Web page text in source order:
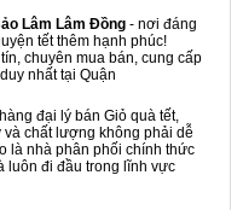
Lâm Lâm Đồng - nơi đáng
tết thêm hạnh phúc!
chuyên mua bán, cung cấp
nhất tại Quận
đại lý bán Giỏ quà tết,
chất lượng không phải dễ
là nhà phân phối chính thức
luôn đi đầu trong lĩnh vực